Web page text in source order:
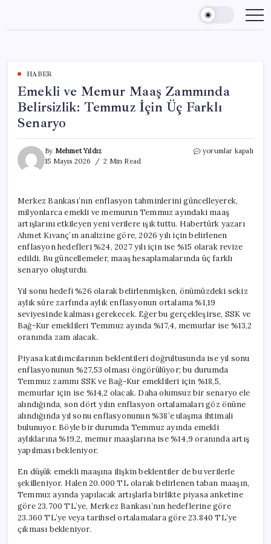
content
HABER
Emekli ve Memur Maaş Zammında
Belirsizlik: Temmuz İçin Üç Farklı
Senaryo
By Mehmet Yıldız
15 Mayıs 2026
2 Min Read
Emekli
Belirsizlik:
Temmuz
İçin
Üç
Farklı
Senaryo
için
yorumlar kapalı
Merkez Bankası’nın enflasyon tahminlerini güncelleyerek,
milyonlarca emekli ve memurun Temmuz ayındaki maaş
artışlarını etkileyen yeni verilere ışık tuttu. Habertürk yazarı
Ahmet Kıvanç’ın analizine göre, 2026 yılı için belirlenen
enflasyon hedefleri %24, 2027 yılı için ise %15 olarak revize
edildi. Bu güncellemeler, maaş hesaplamalarında üç farklı
senaryo oluşturdu.
Yıl sonu hedefi %26 olarak belirlenmişken, önümüzdeki sekiz
aylık süre zarfında aylık enflasyonun ortalama %1,19
seviyesinde kalması gerekecek. Eğer bu gerçekleşirse, SSK ve
Bağ-Kur emeklileri Temmuz ayında %17,4, memurlar ise %13,2
oranında zam alacak.
Piyasa katılımcılarının beklentileri doğrultusunda ise yıl sonu
enflasyonunun %27,53 olması öngörülüyor; bu durumda
Temmuz zammı SSK ve Bağ-Kur emeklileri için %18,5,
memurlar için ise %14,2 olacak. Daha olumsuz bir senaryo ele
alındığında, son dört yılın enflasyon ortalamaları göz önüne
alındığında yıl sonu enflasyonunun %38’e ulaşma ihtimali
bulunuyor. Böyle bir durumda Temmuz ayında emekli
aylıklarına %19,2, memur maaşlarına ise %14,9 oranında artış
yapılması bekleniyor.
En düşük emekli maaşına ilişkin beklentiler de bu verilerle
şekilleniyor. Halen 20.000 TL olarak belirlenen taban maaşın,
Temmuz ayında yapılacak artışlarla birlikte piyasa anketine
göre 23.700 TL’ye, Merkez Bankası’nın hedeflerine göre
23.360 TL’ye veya tarihsel ortalamalara göre 23.840 TL’ye
çıkması bekleniyor.